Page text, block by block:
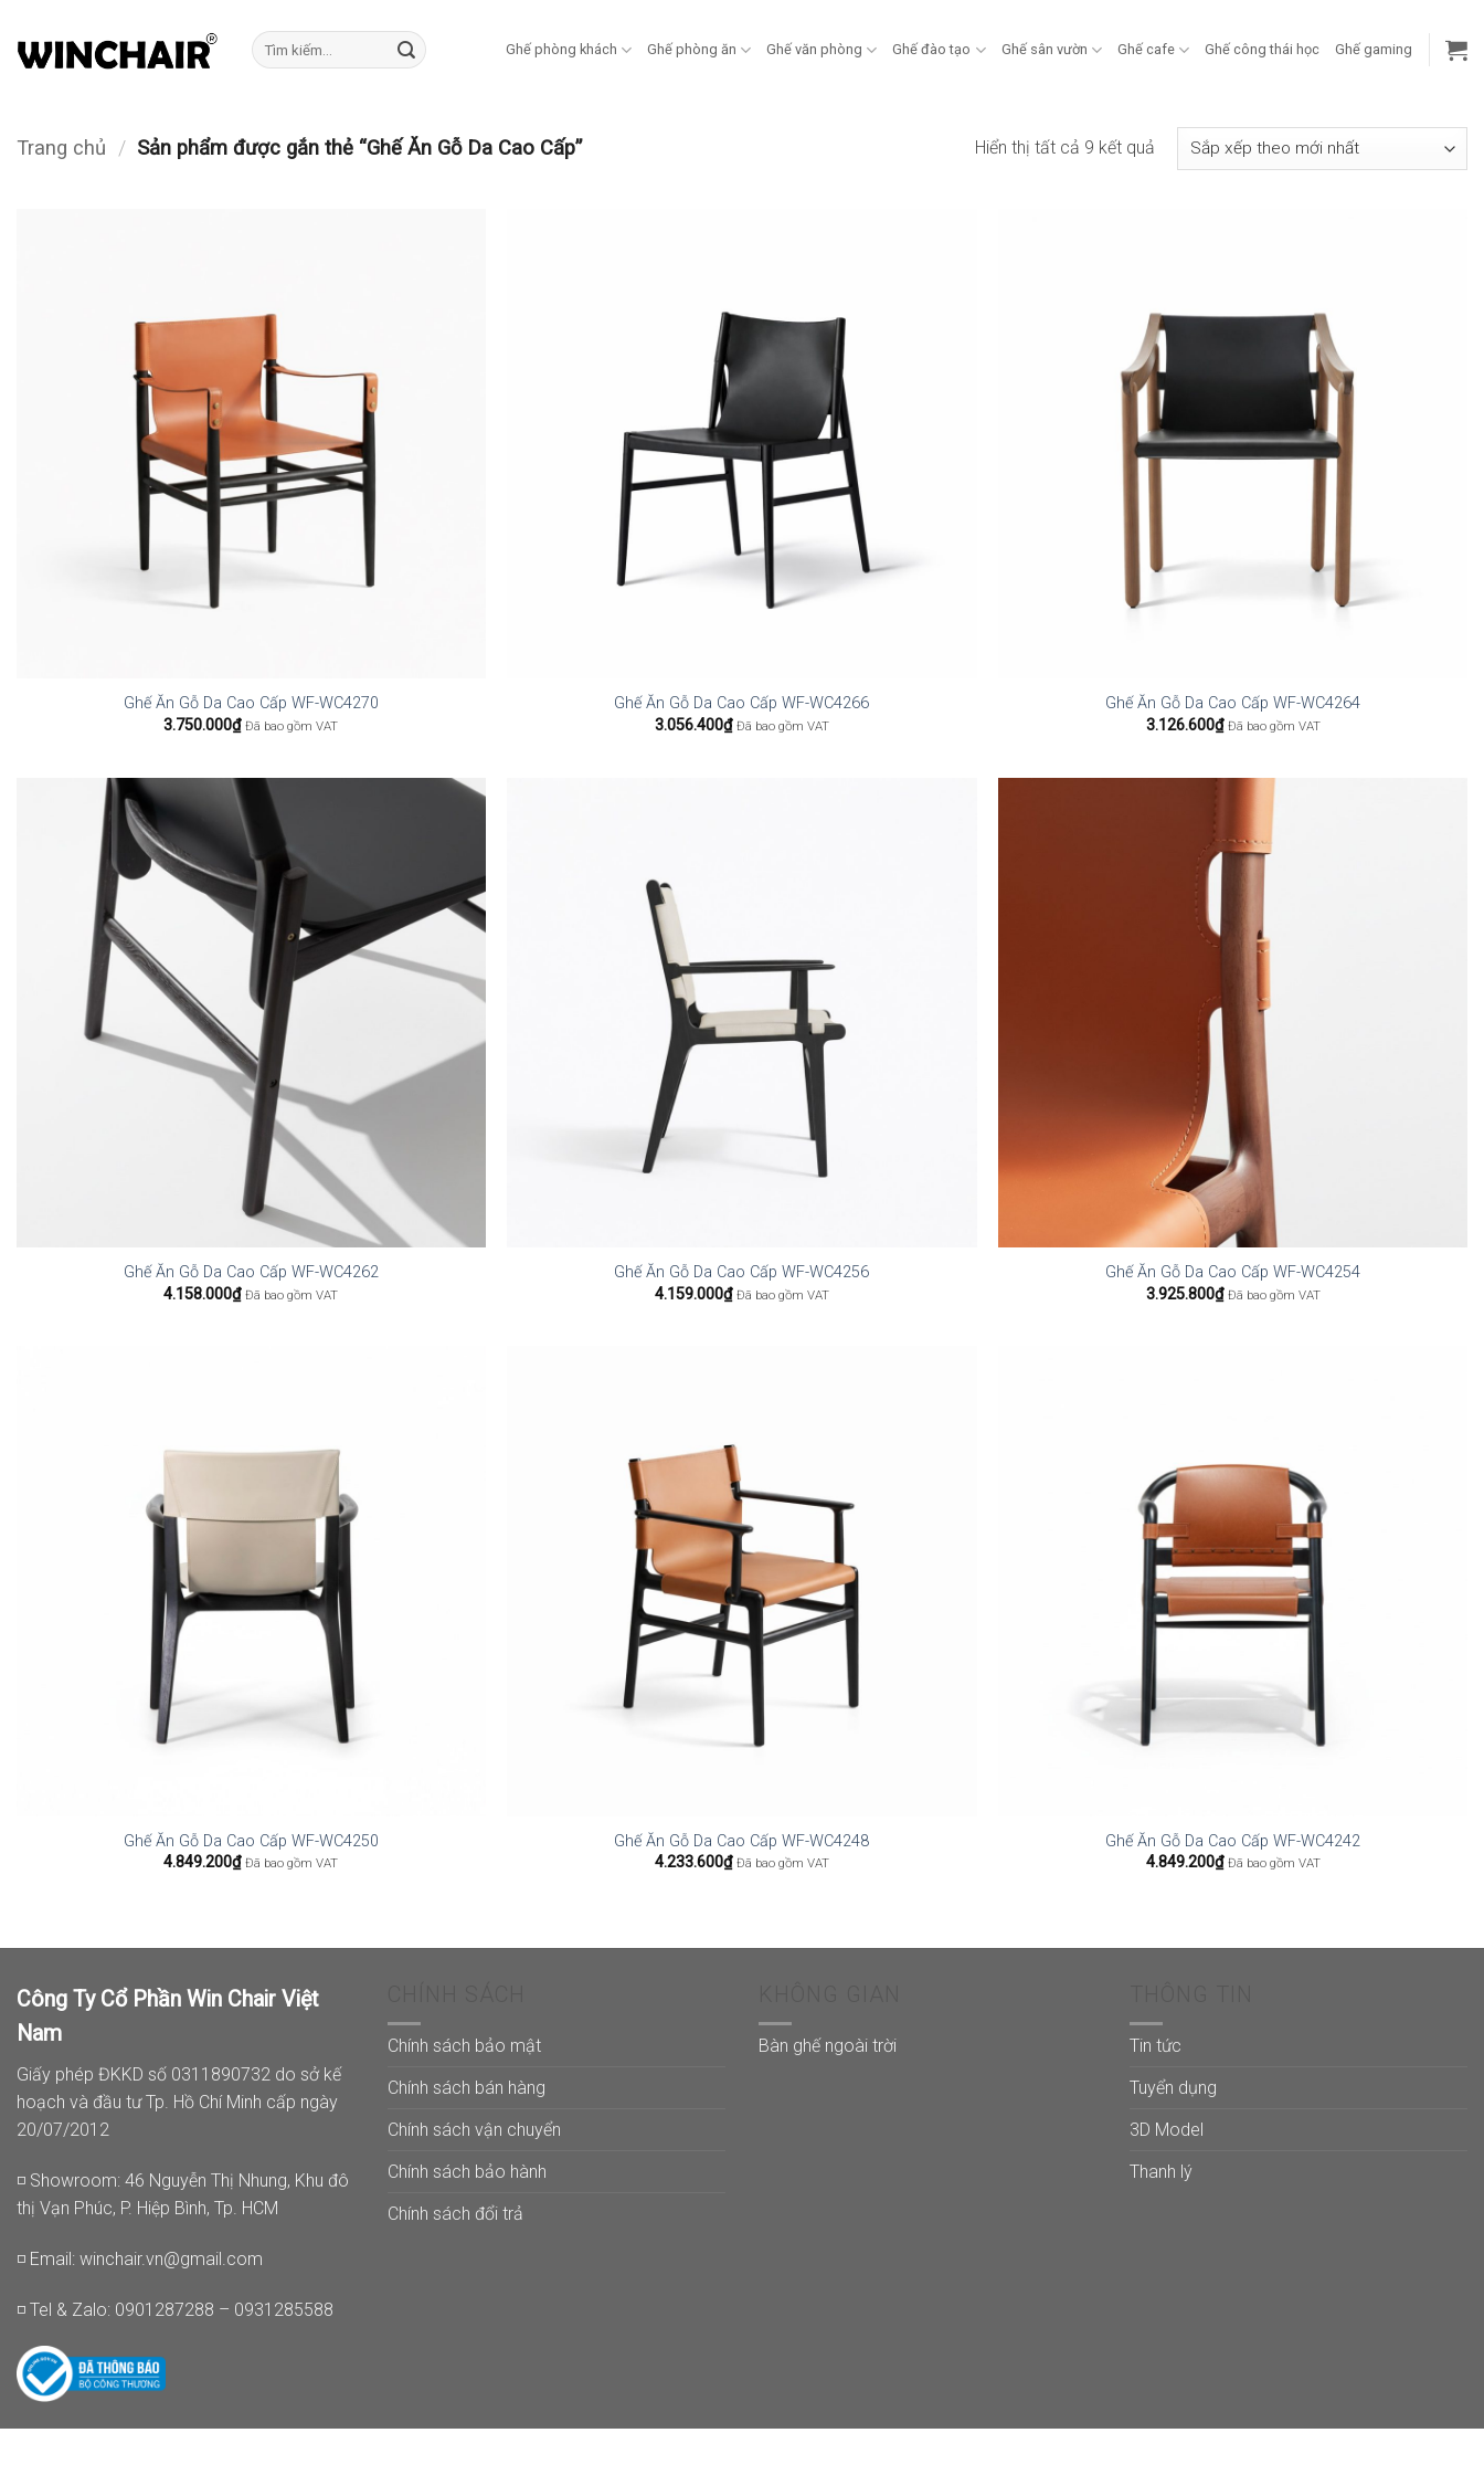
qua
Tìm
kiếm:
Ghế phòng khách Ghế phòng ăn Ghế văn phòng Ghế đào tạo Ghế sân vườn Ghế cafe Ghế công thái học Ghế gaming
Trang chủ / Sản phẩm được gắn thẻ “Ghế Ăn Gỗ Da Cao Cấp” Hiển thị tất cả 9 kết quảĐã
sắp
Ghế Ăn Gỗ Da Cao Cấp WF-WC4270
3.750.000₫ Đã bao gồm VAT
Ghế Ăn Gỗ Da Cao Cấp WF-WC4266
3.056.400₫ Đã bao gồm VAT
Ghế Ăn Gỗ Da Cao Cấp WF-WC4264
3.126.600₫ Đã bao gồm VAT
Ghế Ăn Gỗ Da Cao Cấp WF-WC4262
4.158.000₫ Đã bao gồm VAT
Ghế Ăn Gỗ Da Cao Cấp WF-WC4256
4.159.000₫ Đã bao gồm VAT
Ghế Ăn Gỗ Da Cao Cấp WF-WC4254
3.925.800₫ Đã bao gồm VAT
Ghế Ăn Gỗ Da Cao Cấp WF-WC4250
4.849.200₫ Đã bao gồm VAT
Ghế Ăn Gỗ Da Cao Cấp WF-WC4248
4.233.600₫ Đã bao gồm VAT
Ghế Ăn Gỗ Da Cao Cấp WF-WC4242
4.849.200₫ Đã bao gồm VAT
Công Ty Cổ Phần Win Chair Việt
Nam
Giấy phép ĐKKD số 0311890732 do sở kế
hoạch và đầu tư Tp. Hồ Chí Minh cấp ngày
20/07/2012
◽ Showroom: 46 Nguyễn Thị Nhung, Khu đô
thị Vạn Phúc, P. Hiệp Bình, Tp. HCM
◽ Email: winchair.vn@gmail.com
◽ Tel & Zalo: 0901287288 – 0931285588
Chính sách bảo mật
Chính sách bán hàng
Chính sách vận chuyển
Chính sách bảo hành
Chính sách đổi trả
Bàn ghế ngoài trời
Tin tức
Tuyển dụng
3D Model
Thanh lý